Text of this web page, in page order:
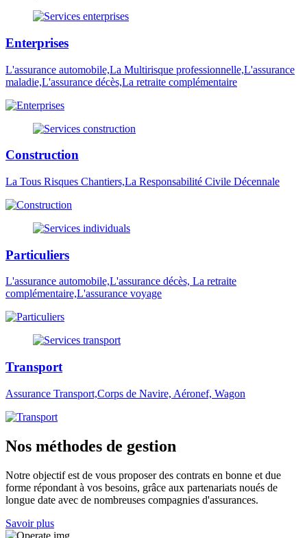
Enterprises
L'assurance automobile,La Multirisque professionnelle,L'assurance
maladie,L'assurance décès,La retraite complémentaire
Construction
La Tous Risques Chantiers,La Responsabilité Civile Décennale
Particuliers
L'assurance automobile,L'assurance décès, La retraite
complémentaire,L'assurance voyage
Transport
Assurance Transport,Corps de Navire, Aéronef, Wagon
Nos méthodes de gestion
Notre objectif est de vous proposer des contrats en bonne et due
forme répondant à vos besoins, grâce aux partenariats noués de
longue date avec de nombreuses compagnies d'assurances.
Savoir plus